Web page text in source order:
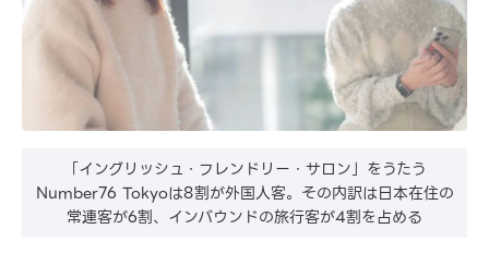
「イングリッシュ・フレンドリー・サロン」をうたう
Number76 Tokyoは8割が外国人客。その内訳は日本在住の
常連客が6割、インバウンドの旅行客が4割を占める